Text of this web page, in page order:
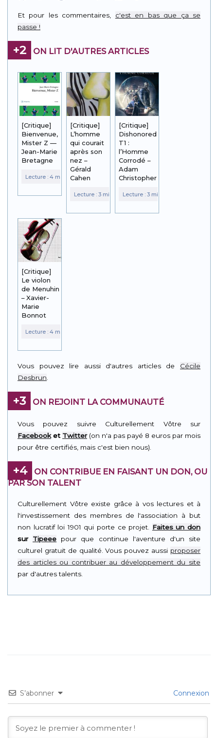
Link
Et pour les commentaires, c'est en bas que ça se
passe !
+2 ON LIT D'AUTRES ARTICLES
[Critique]
Bienvenue,
Mister Z —
Jean-Marie
Bretagne
[Critique]
L’homme
qui courait
après son
nez –
Gérald
Cahen
[Critique]
Dishonored
T1 :
l’Homme
Corrodé –
Adam
Christopher
[Critique]
Le violon
de Menuhin
– Xavier-
Marie
Bonnot
Vous pouvez lire aussi d'autres articles de Cécile
Desbrun
+3 ON REJOINT LA COMMUNAUTÉ
Vous pouvez suivre Culturellement Vôtre sur
Facebooket Twitter(on n'a pas payé 8 euros par mois
pour être certifiés, mais c'est bien nous).
+4
ON CONTRIBUE EN FAISANT UN DON, OU
PAR SON TALENT
Culturellement Vôtre existe grâce à vos lectures et à
l'investissement des membres de l'association à but
non lucratif loi 1901 qui porte ce projet. Faites un don
sur Tipeee pour que continue l'aventure d'un site
culturel gratuit de qualité. Vous pouvez aussi proposer
des articles ou contribuer au développement du site
par d'autres talents.
S’abonner Connexion